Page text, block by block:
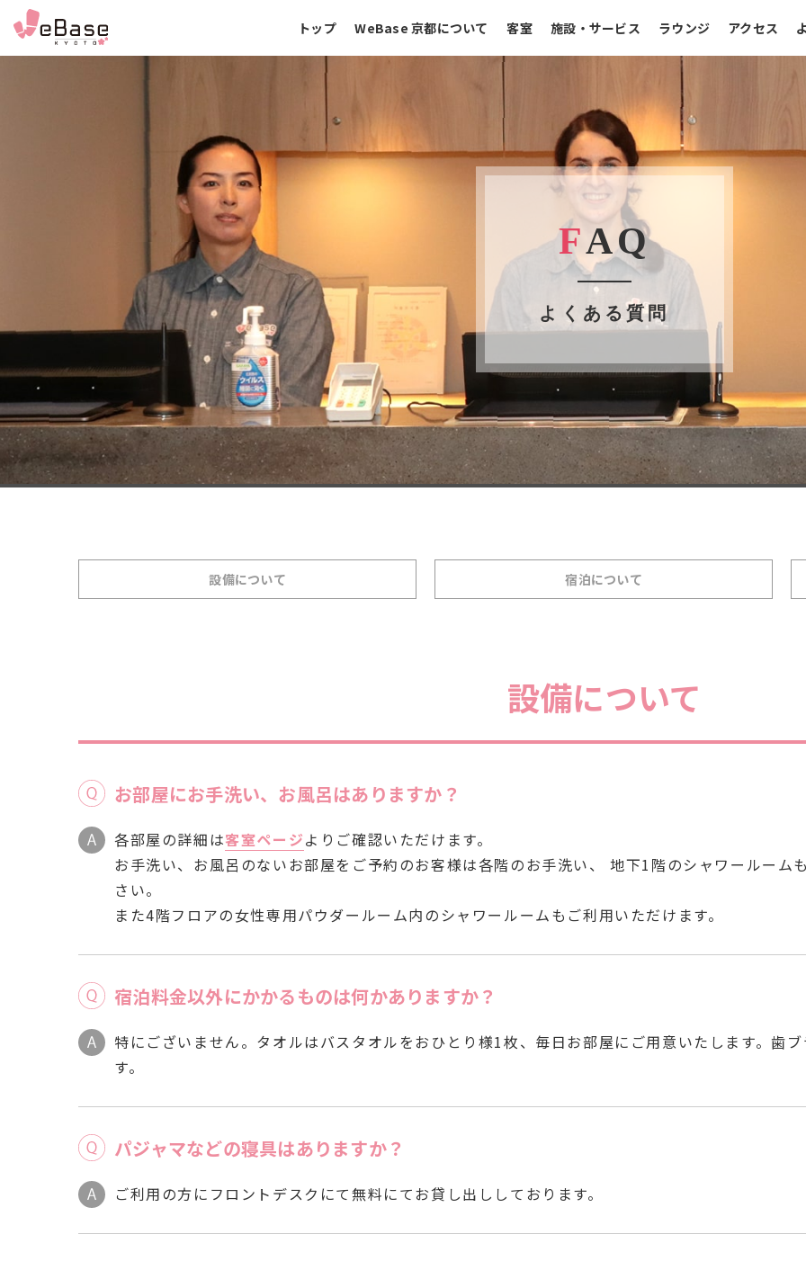
トップ WeBase 京都について 客室 施設・サービス ラウンジ アクセス
FAQ
よくある質問
設備について 宿泊について
設備について
お部屋にお手洗い、お風呂はありますか？
各部屋の詳細は客室ページよりご確認いただけます。
お手洗い、お風呂のないお部屋をご予約のお客様は各階のお手洗い、 地下1階のシャワールーム
さい。
また4階フロアの女性専用パウダールーム内のシャワールームもご利用いただけます。
宿泊料金以外にかかるものは何かありますか？
特にございません。タオルはバスタオルをおひとり様1枚、毎日お部屋にご用意いたします。歯
す。
パジャマなどの寝具はありますか？
ご利用の方にフロントデスクにて無料にてお貸し出ししております。